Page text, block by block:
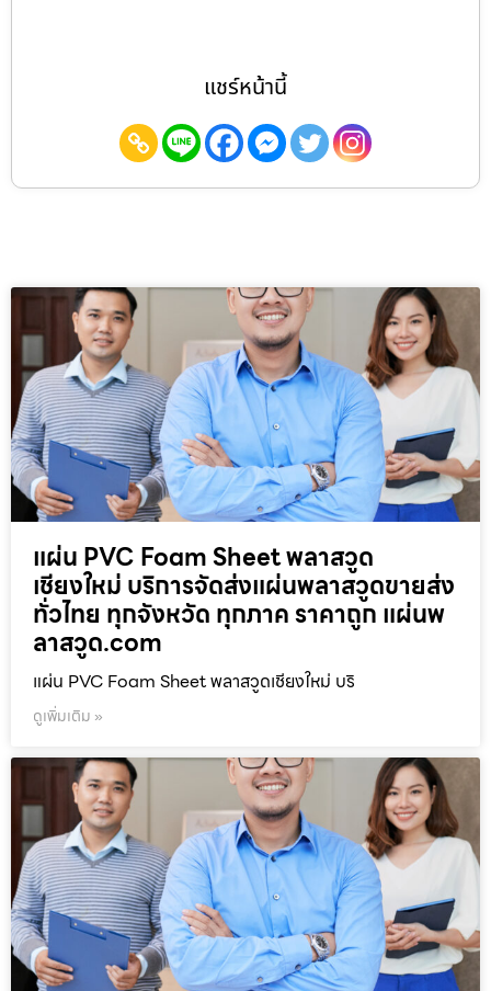
แชร์หน้านี้
แผ่น PVC Foam Sheet พลาสวูด
เชียงใหม่ บริการจัดส่งแผ่นพลาสวูดขายส่ง
ทั่วไทย ทุกจังหวัด ทุกภาค ราคาถูก แผ่นพ
ลาสวูด.com
แผ่น PVC Foam Sheet พลาสวูดเชียงใหม่ บริ
ดูเพิ่มเติม »